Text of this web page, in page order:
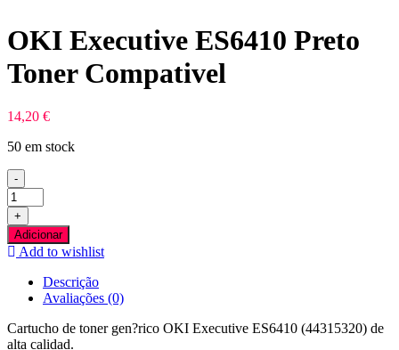
OKI Executive ES6410 Preto
Toner Compativel
14,20 €
50 em stock
-
Quantidade
de
OKI
Executive
ES6410
Compativel
+
Adicionar
Add to wishlist
Descrição
Avaliações (0)
Cartucho de toner gen?rico OKI Executive ES6410 (44315320) de
alta calidad.